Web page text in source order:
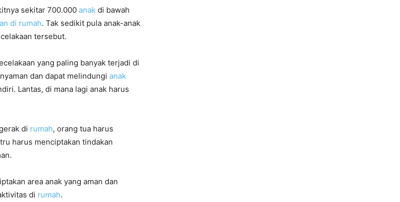
sekitar 700.000 anak di bawah
di rumah. Tak sedikit pula anak-anak
tersebut.
yang paling banyak terjadi di
dan dapat melindungi anak
Lantas, di mana lagi anak harus
di rumah, orang tua harus
harus menciptakan tindakan
area anak yang aman dan
di rumah.